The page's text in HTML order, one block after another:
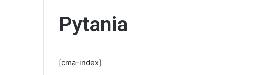
Pytania
[cma-index]